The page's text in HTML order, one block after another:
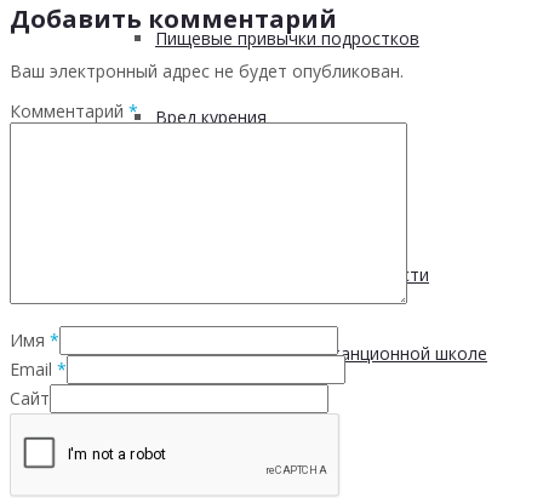
Пищевые привычки подростков
Вред курения
Курение во время беременности
Запись занятия в дистанционной школе
Добавить комментарий
Ваш электронный адрес не будет опубликован.
Комментарий *
Имя *
Email *
Сайт